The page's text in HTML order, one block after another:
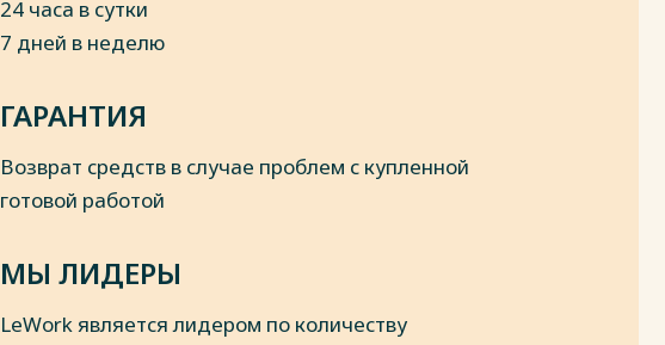
24 часа в сутки
7 дней в неделю
ГАРАНТИЯ
Возврат средств в случае проблем с купленной
готовой работой
МЫ ЛИДЕРЫ
LeWork является лидером по количеству